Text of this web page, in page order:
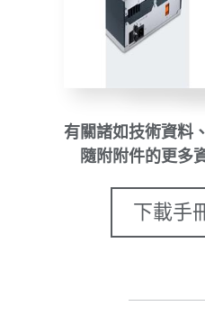
有關諸如技術資料
隨附附件的更多
下載手